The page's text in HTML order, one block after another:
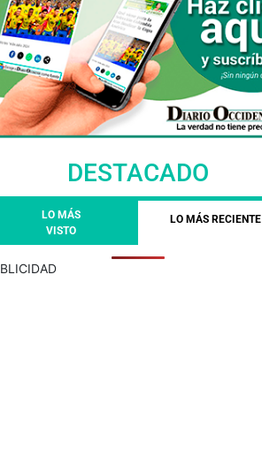
DESTACADO
LO MÁS
VISTO
LO MÁS RECIENTE